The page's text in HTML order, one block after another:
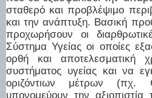
σταθερό και προβλέψιμο
και την ανάπτυξη. Βασική
προχωρήσουν οι
Σύστημα Υγείας οι οποίες
ορθή και
συστήματος υγείας και να
οριζόντιων μέτρων (πχ.
υπονομεύουν την